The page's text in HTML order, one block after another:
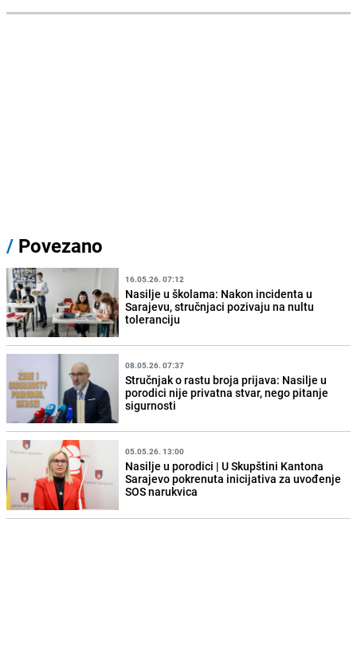
/ Povezano
16.05.26. 07:12
Nasilje u školama: Nakon incidenta u
Sarajevu, stručnjaci pozivaju na nultu
toleranciju
08.05.26. 07:37
Stručnjak o rastu broja prijava: Nasilje u
porodici nije privatna stvar, nego pitanje
sigurnosti
05.05.26. 13:00
Nasilje u porodici | U Skupštini Kantona
Sarajevo pokrenuta inicijativa za uvođenje
SOS narukvica